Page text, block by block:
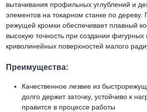
вытачивания профильных углублений и
элементов на токарном станке по
режущей кромки обеспечивает плавный
высокую точность при создании фигурных
криволинейных поверхностей малого
Преимущества:
Качественное лезвие из
долго держит заточку, устойчиво к
правится в процессе работы